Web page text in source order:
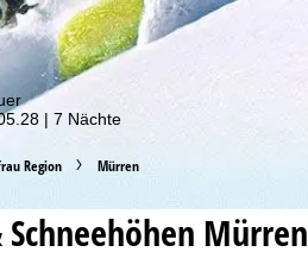
| 7 Nächte
Region Mürren
Mürren